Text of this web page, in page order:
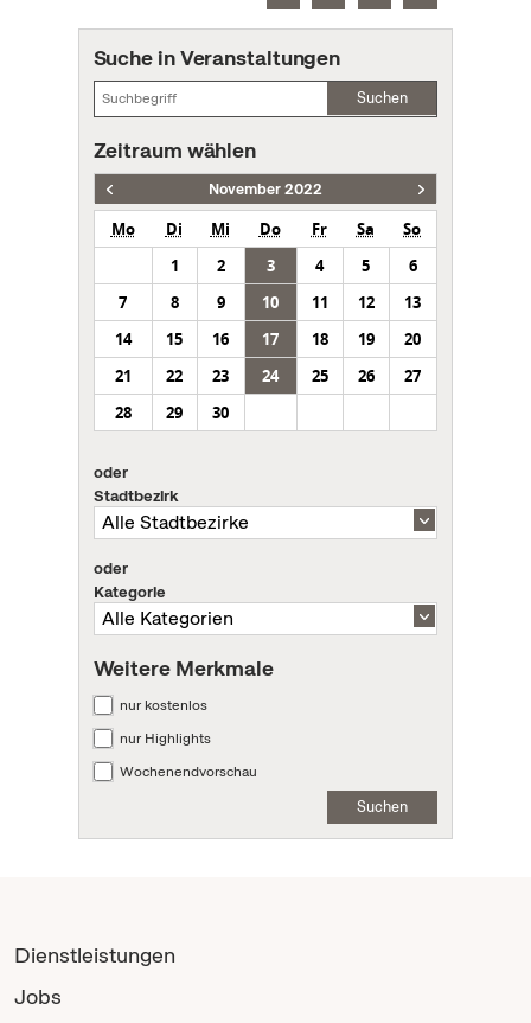
Suche in Veranstaltungen
Suchen
Zeitraum wählen
November 2022
Mo Di Mi Do Fr Sa
So
1
2 3 4 5
6
7
8 9 10 11 12
13
14
15 16 17 18 19
20
21
22 23 24 25 26
27
28
29 30
oder
Stadtbezirk
oder
Kategorie
Weitere Merkmale
nur kostenlos
nur Highlights
Wochenendvorschau
Suchen
Dienstleistungen
Jobs